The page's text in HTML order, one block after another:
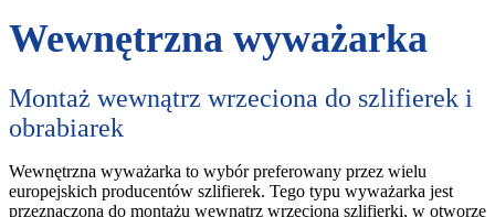
Wewnętrzna wyważarka
Montaż wewnątrz wrzeciona do szlifierek i
obrabiarek
Wewnętrzna wyważarka to wybór preferowany przez wielu
europejskich producentów szlifierek. Tego typu wyważarka jest
przeznaczona do montażu wewnątrz wrzeciona szlifierki, w otworze